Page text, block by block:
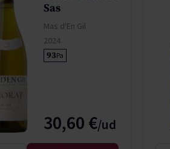
Sas
Mas d'En Gil
2024
93Pa
30,60 €